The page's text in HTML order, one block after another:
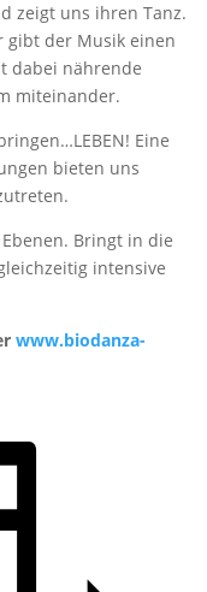
zeigt uns ihren Tanz.
gibt der Musik einen
dabei nährende
miteinander.
Eine
bieten uns
Bringt in die
intensive
www.biodanza-